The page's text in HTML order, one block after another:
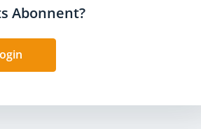
Abonnent?